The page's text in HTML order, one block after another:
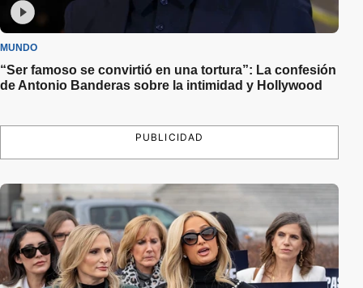
MUNDO
“Ser famoso se convirtió en una tortura”: La confesión
de Antonio Banderas sobre la intimidad y Hollywood
PUBLICIDAD